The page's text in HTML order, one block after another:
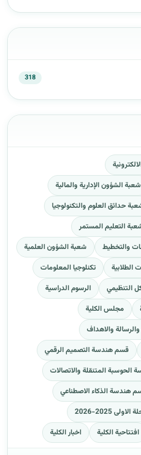
318
شعبة الشؤون الإدارية والمالية
حدائق العلوم والتكنولوجيا
التعليم المستمر
والتخطيط
شعبة الشؤون العلمية
الطلابية
تكنلوجيا المعلومات
التنظيمي
الرسوم الدراسية
مجلس الكلية
والرسالة والاهداف
قسم هندسة التصميم الرقمي
المتنقلة والاتصالات
هندسة الذكاء الاصطناعي
2025-2026
افتتاحية الكلية اخبار الكلية